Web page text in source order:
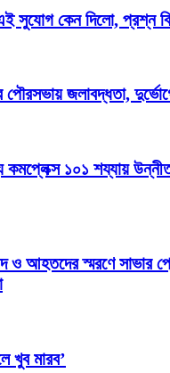
সুযোগ কেন দিলো, প্রশ্ন
পৌরসভায় জলাবদ্ধতা, দুর্ভোগে
কমপ্লেক্স ১০১ শয্যায়
ও আহতদের স্মরণে সাভার
খুব মারব’